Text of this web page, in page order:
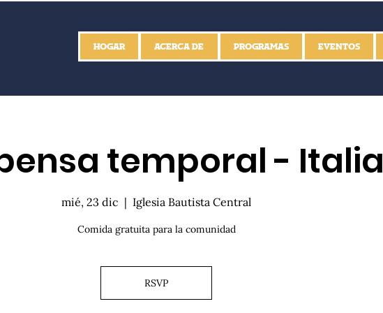
HOGAR ACERCA DE PROGRAMAS EVENTOS
temporal - Italia
mié, 23 dic
  |
Iglesia Bautista Central
Comida gratuita para la comunidad
RSVP